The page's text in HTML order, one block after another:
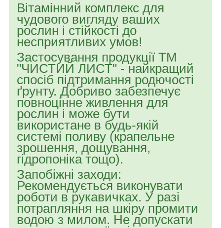
Вітамінний комплекс для
чудового вигляду ваших
рослин і стійкості до
несприятливих умов!
Застосування продукції ТМ
"ЧИСТИЙ ЛИСТ" - найкращий
спосіб підтримання родючості
ґрунту. Добриво забезпечує
повноцінне живлення для
рослин і може бути
використане в будь-якій
системі поливу (крапельне
зрошення, дощування,
гідропоніка тощо).
Запобіжні заходи:
Рекомендується виконувати
роботи в рукавичках. У разі
потрапляння на шкіру промити
водою з милом. Не допускати